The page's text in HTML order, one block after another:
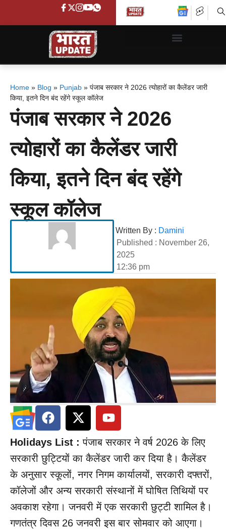
Home » Blog » Punjab » पंजाब सरकार ने 2026 त्योहारों का कैलेंडर जारी
किया, इतने दिन बंद रहेंगे स्कूल कॉलेज
पंजाब सरकार ने 2026
त्योहारों का कैलेंडर जारी
किया, इतने दिन बंद रहेंगे
स्कूल कॉलेज
Written By : Damini
Published : November 26,
2025
12:36 pm
Holidays List : पंजाब सरकार ने वर्ष 2026 के लिए
सरकारी छुट्टियों का कैलेंडर जारी कर दिया है। कैलेंडर
के अनुसार स्कूलों, नगर निगम कार्यालयों, सरकारी दफ्तरों,
कॉलेजों और अन्य सरकारी संस्थानों में घोषित तिथियों पर
अवकाश रहेगा। जनवरी में एक सरकारी छुट्टी शामिल है।
गणतंत्र दिवस 26 जनवरी इस बार सोमवार को आएगा।